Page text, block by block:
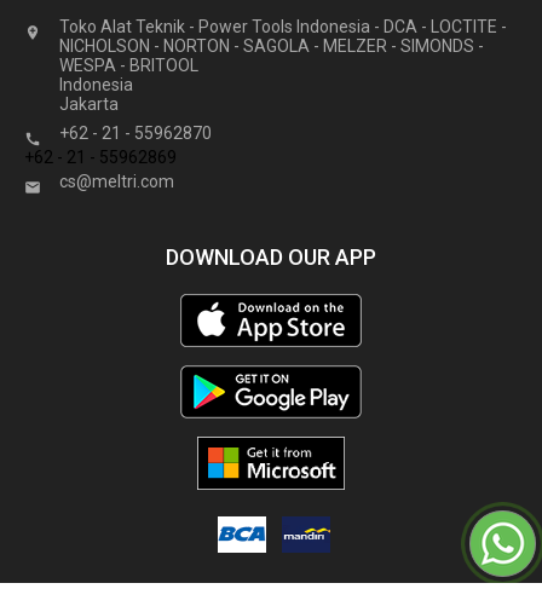

Toko Alat Teknik - Power Tools Indonesia - DCA - LOCTITE -
NICHOLSON - NORTON - SAGOLA - MELZER - SIMONDS -
WESPA - BRITOOL
Indonesia
Jakarta

+62 - 21 - 55962870
+62 - 21 - 55962869
 cs@meltri.com
DOWNLOAD OUR APP